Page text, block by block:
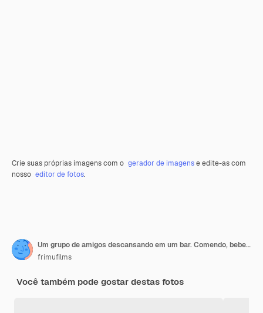
Crie suas próprias imagens com o gerador de imagense edite-as com
nosso editor de fotos.
Um grupo de amigos descansando em um bar. Comendo, bebendo, comida na mesa. Amizade
frimufilms
Você também pode gostar destas fotos